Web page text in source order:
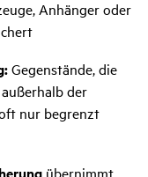
Anhänger oder
Gegenstände, die
der
nur begrenzt
übernimmt